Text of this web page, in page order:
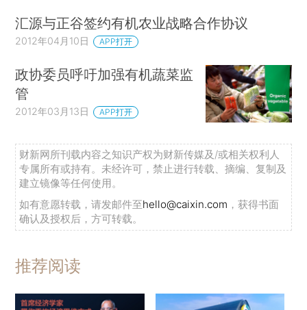
汇源与正谷签约有机农业战略合作协议
2012年04月10日 APP打开
政协委员呼吁加强有机蔬菜监
管
2012年03月13日 APP打开
财新网所刊载内容之知识产权为财新传媒及/或相关权利人
专属所有或持有。未经许可，禁止进行转载、摘编、复制及
建立镜像等任何使用。
如有意愿转载，请发邮件至hello@caixin.com ，获得书面
确认及授权后，方可转载。
推荐阅读